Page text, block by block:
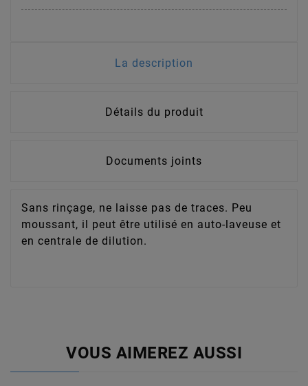
La description
Détails du produit
Documents joints
Sans rinçage, ne laisse pas de traces. Peu
moussant, il peut être utilisé en auto-laveuse et
en centrale de dilution.
VOUS AIMEREZ AUSSI